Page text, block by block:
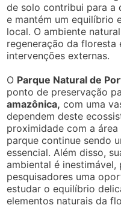
de solo contribui para a
e mantém um equilíbrio
local. O ambiente
regeneração da floresta
intervenções externas.
O Parque Natural de
ponto de preservação
amazônica, com uma
dependem deste
proximidade com a
parque continue sendo
essencial. Além disso,
ambiental é
pesquisadores uma
estudar o equilíbrio
elementos naturais da